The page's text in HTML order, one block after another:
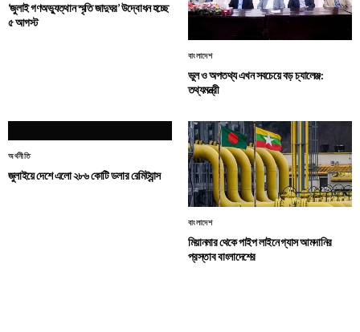
‘জুলাই গণঅভ্যুত্থান স্মৃতি জাদুঘর’ উদ্বোধন হচ্ছে
৫ আগস্ট
বাংলাদেশ
ভুল ও অপতথ্য এখন সবচেয়ে বড় চ্যালেঞ্জ:
তথ্যমন্ত্রী
অর্থনীতি
জুলাইয়ে দেশে এলো ২৮৬ কোটি ডলার রেমিট্যান্স
বাংলাদেশ
মিয়ানমার থেকে পাইপ লাইনে গ্যাস আমদানির
প্রস্তাব বাংলাদেশের